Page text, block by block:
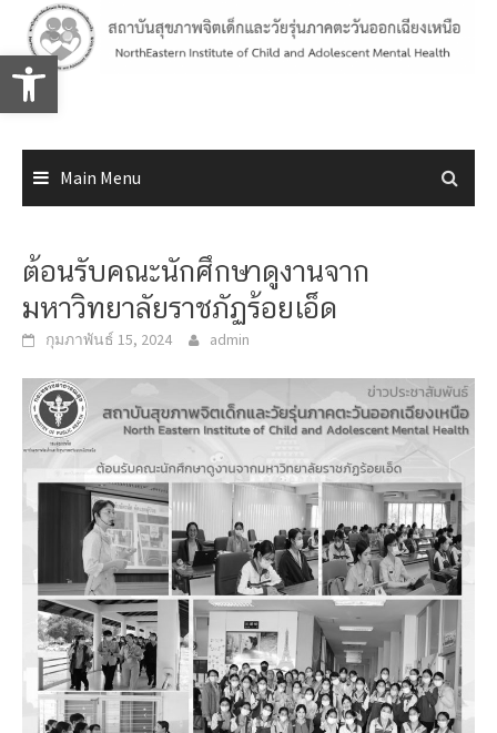
Open toolbar
content
Main Menu
ต้อนรับคณะนักศึกษาดูงานจาก
มหาวิทยาลัยราชภัฏร้อยเอ็ด
กุมภาพันธ์ 15, 2024 admin